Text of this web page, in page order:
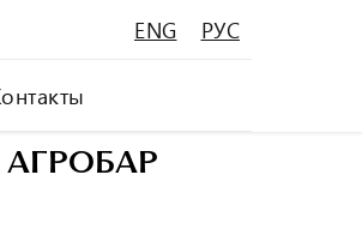
ENG РУС
АГРОБАР